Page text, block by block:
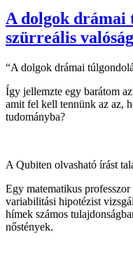
A dolgok drámai
szürreális
“A dolgok drámai
Így jellemzte egy barátom
amit fel kell tennünk az az,
tudományba?
A Qubiten olvasható írást
Egy matematikus
variabilitási hipotézist
hímek számos
nőstények.